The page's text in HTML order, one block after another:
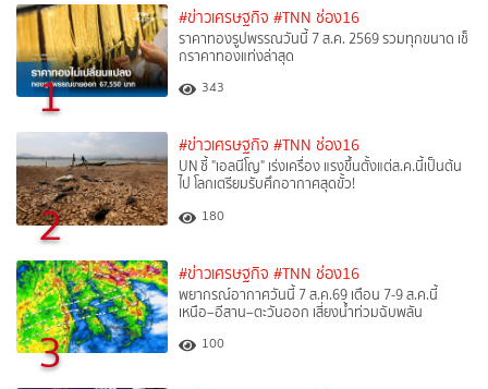
1
#ข่าวเศรษฐกิจ #TNN ช่อง16
ราคาทองรูปพรรณวันนี้ 7 ส.ค. 2569 รวมทุกขนาด เช็
กราคาทองแท่งล่าสุด
343
2
#ข่าวเศรษฐกิจ #TNN ช่อง16
UN ชี้ "เอลนีโญ" เร่งเครื่อง แรงขึ้นตั้งแต่ส.ค.นี้เป็นต้น
ไป โลกเตรียมรับศึกอากาศสุดขั้ว!
180
3
#ข่าวเศรษฐกิจ #TNN ช่อง16
พยากรณ์อากาศวันนี้ 7 ส.ค.69 เตือน 7-9 ส.ค.นี้
เหนือ–อีสาน–ตะวันออก เสี่ยงน้ำท่วมฉับพลัน
100